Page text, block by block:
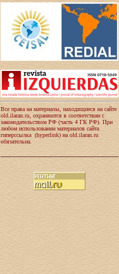
Все права на материалы, находящиеся на сайте
old.ilaran.ru, охраняются в соответствии с
законодательством РФ (часть 4 ГК РФ). При
любом использовании материалов сайта
гиперссылка (hyperlink) на old.ilaran.ru
обязательна.